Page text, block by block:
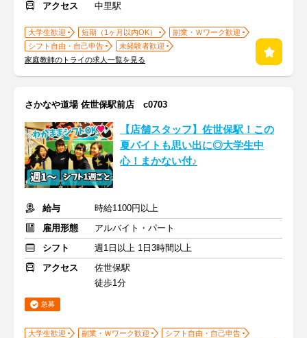
アクセス
中里駅
大学生歓迎 短期（1ヶ月以内OK）
副業・Ｗワーク歓迎
シフト自由・自己申告
未経験者歓迎
家庭教師のトライの求人一覧を見る
さかなや道場 佐世保駅前店 c0703
【店舗スタッフ】佐世保駅！この
夏バイトも思い出に◎大学生中
心！まかない付♪
給与
時給1100円以上
雇用形態
アルバイト・パート
シフト
週1日以上 1日3時間以上
アクセス
佐世保駅
徒歩1分
急募
大学生歓迎 副業・Ｗワーク歓迎
シフト自由・自己申告